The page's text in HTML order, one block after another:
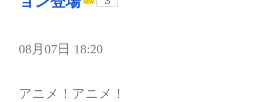
08月07日 18:20
アニメ！アニメ！